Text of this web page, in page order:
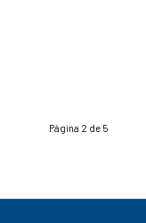
Página 2 de 5